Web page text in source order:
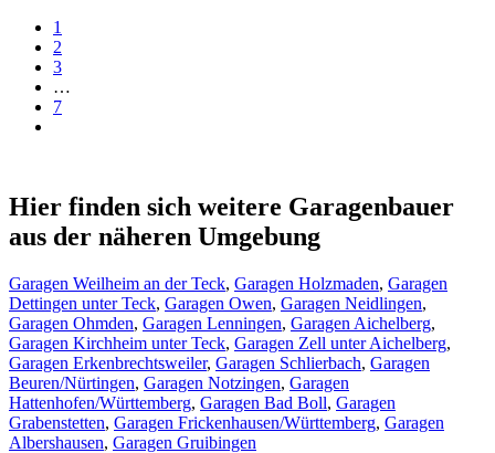
1
2
3
…
7
Hier finden sich weitere Garagenbauer
aus der näheren Umgebung
Garagen Weilheim an der Teck, Garagen Holzmaden, Garagen
Dettingen unter Teck, Garagen Owen, Garagen Neidlingen,
Garagen Ohmden, Garagen Lenningen, Garagen Aichelberg,
Garagen Kirchheim unter Teck, Garagen Zell unter Aichelberg,
Garagen Erkenbrechtsweiler, Garagen Schlierbach, Garagen
Beuren/Nürtingen, Garagen Notzingen, Garagen
Hattenhofen/Württemberg, Garagen Bad Boll, Garagen
Grabenstetten, Garagen Frickenhausen/Württemberg, Garagen
Albershausen, Garagen Gruibingen